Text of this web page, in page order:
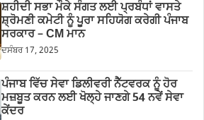
ਸ਼ਹੀਦੀ ਸਭਾ ਮੌਕੇ ਸੰਗਤ ਲਈ ਪ੍ਰਬੰਧਾਂ ਵਾਸਤੇ
ਸ਼੍ਰੋਮਣੀ ਕਮੇਟੀ ਨੂੰ ਪੂਰਾ ਸਹਿਯੋਗ ਕਰੇਗੀ ਪੰਜਾਬ
ਸਰਕਾਰ – CM ਮਾਨ
ਦਸੰਬਰ 17, 2025
ਪੰਜਾਬ ਵਿੱਚ ਸੇਵਾ ਡਿਲੀਵਰੀ ਨੈੱਟਵਰਕ ਨੂੰ ਹੋਰ
ਮਜ਼ਬੂਤ ਕਰਨ ਲਈ ਖੋਲ੍ਹੇ ਜਾਣਗੇ 54 ਨਵੇਂ ਸੇਵਾ
ਕੇਂਦਰ